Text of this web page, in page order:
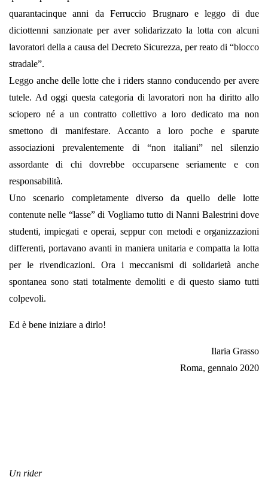
quarantacinque anni da Ferruccio Brugnaro e leggo di due
diciottenni sanzionate per aver solidarizzato la lotta con alcuni
lavoratori della a causa del Decreto Sicurezza, per reato di “blocco
stradale”.
Leggo anche delle lotte che i riders stanno conducendo per avere
tutele. Ad oggi questa categoria di lavoratori non ha diritto allo
sciopero né a un contratto collettivo a loro dedicato ma non
smettono di manifestare. Accanto a loro poche e sparute
associazioni prevalentemente di “non italiani” nel silenzio
assordante di chi dovrebbe occuparsene seriamente e con
responsabilità.
Uno scenario completamente diverso da quello delle lotte
contenute nelle “lasse” di Vogliamo tutto di Nanni Balestrini dove
studenti, impiegati e operai, seppur con metodi e organizzazioni
differenti, portavano avanti in maniera unitaria e compatta la lotta
per le rivendicazioni. Ora i meccanismi di solidarietà anche
spontanea sono stati totalmente demoliti e di questo siamo tutti
colpevoli.
Ed è bene iniziare a dirlo!
Ilaria Grasso
Roma, gennaio 2020
Un rider